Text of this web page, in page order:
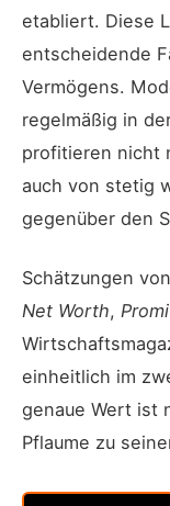
etabliert. Diese
entscheidende
Vermögens.
regelmäßig in
profitieren nicht
auch von stetig
gegenüber den
Schätzungen
Net Worth,
einheitlich im
genaue Wert ist
Pflaume zu